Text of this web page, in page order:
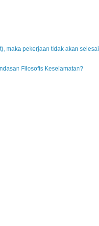
maka pekerjaan tidak akan selesai
Filosofis Keselamatan?